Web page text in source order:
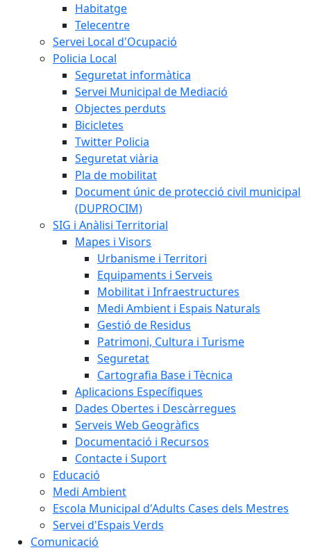
Habitatge
Telecentre
Servei Local d'Ocupació
Policia Local
Seguretat informàtica
Servei Municipal de Mediació
Objectes perduts
Bicicletes
Twitter Policia
Seguretat viària
Pla de mobilitat
Document únic de protecció civil municipal
(DUPROCIM)
SIG i Anàlisi Territorial
Mapes i Visors
Urbanisme i Territori
Equipaments i Serveis
Mobilitat i Infraestructures
Medi Ambient i Espais Naturals
Gestió de Residus
Patrimoni, Cultura i Turisme
Seguretat
Cartografia Base i Tècnica
Aplicacions Específiques
Dades Obertes i Descàrregues
Serveis Web Geogràfics
Documentació i Recursos
Contacte i Suport
Educació
Medi Ambient
Escola Municipal d'Adults Cases dels Mestres
Servei d'Espais Verds
Comunicació